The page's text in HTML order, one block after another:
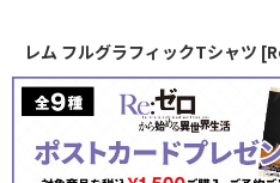
レム フルグラフィックTシャツ